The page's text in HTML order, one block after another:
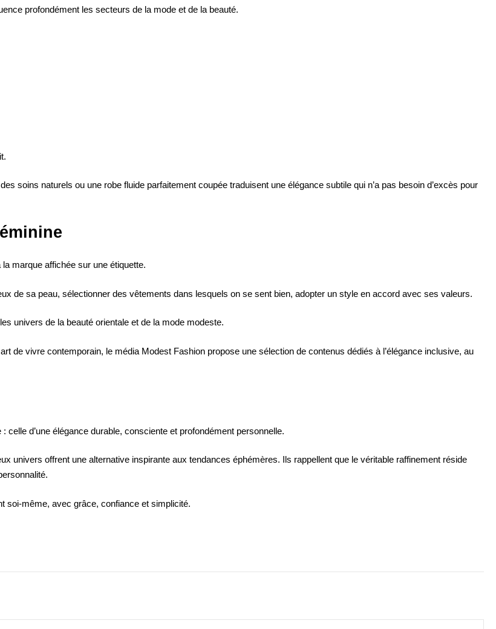
profondément les secteurs de la mode et de la beauté.
soins naturels ou une robe fluide parfaitement coupée traduisent une élégance subtile qui n’a pas besoin d’excès pour
la marque affichée sur une étiquette.
de sa peau, sélectionner des vêtements dans lesquels on se sent bien, adopter un style en accord avec ses valeurs.
univers de la beauté orientale et de la mode modeste.
de vivre contemporain, le média Modest Fashion propose une sélection de contenus dédiés à l’élégance inclusive, au
d’une élégance durable, consciente et profondément personnelle.
univers offrent une alternative inspirante aux tendances éphémères. Ils rappellent que le véritable raffinement réside
soi-même, avec grâce, confiance et simplicité.